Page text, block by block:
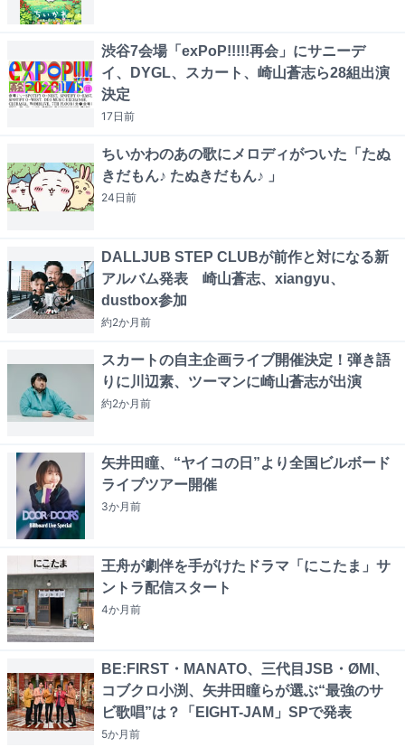
渋谷7会場「exPoP!!!!!再会」にサニーデ
イ、DYGL、スカート、崎山蒼志ら28組出演
決定
17日前
ちいかわのあの歌にメロディがついた「たぬ
きだもん♪ たぬきだもん♪ 」
24日前
DALLJUB STEP CLUBが前作と対になる新
アルバム発表 崎山蒼志、xiangyu、
dustbox参加
約2か月前
スカートの自主企画ライブ開催決定！弾き語
りに川辺素、ツーマンに崎山蒼志が出演
約2か月前
矢井田瞳、“ヤイコの日”より全国ビルボード
ライブツアー開催
3か月前
王舟が劇伴を手がけたドラマ「にこたま」サ
ントラ配信スタート
4か月前
BE:FIRST・MANATO、三代目JSB・ØMI、
コブクロ小渕、矢井田瞳らが選ぶ“最強のサ
ビ歌唱”は？「EIGHT-JAM」SPで発表
5か月前